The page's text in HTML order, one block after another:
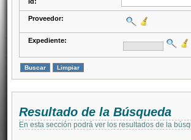
Proveedor:
Expediente:
Resultado de la Búsqueda
En esta sección podrá ver los resultados de la